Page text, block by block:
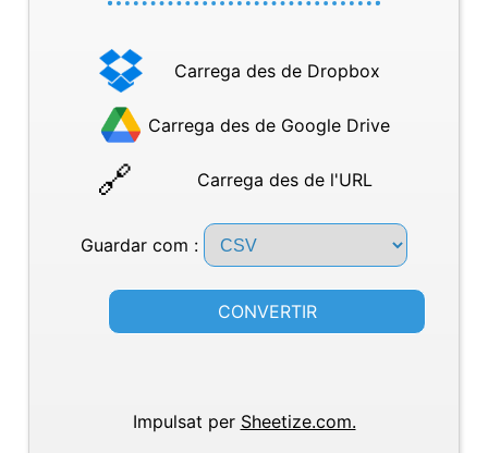
Carrega des de Dropbox
Carrega des de Google Drive
Carrega des de l'URL
Guardar com :
CONVERTIR
Impulsat per Sheetize.com.